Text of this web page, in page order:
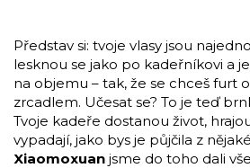
Představ si: tvoje vlasy jsou
lesknou se jako po kadeřníkovi a
na objemu – tak, že se chceš furt
zrcadlem. Učesat se? To je teď
Tvoje kadeře dostanou život,
vypadají, jako bys je půjčila z
Xiaomoxuan jsme do toho dali